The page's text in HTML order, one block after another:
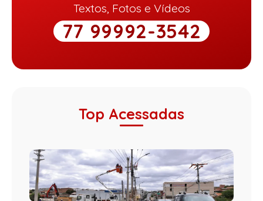
Textos, Fotos e Vídeos
77 99992-3542
Top Acessadas